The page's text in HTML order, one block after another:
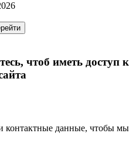
чтоб иметь доступ к
контактные данные, чтобы мы